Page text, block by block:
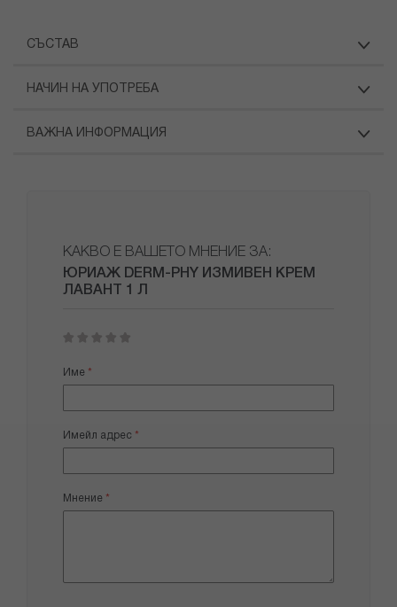
СЪСТАВ
НАЧИН НА УПОТРЕБА
ВАЖНА ИНФОРМАЦИЯ
КАКВО Е ВАШЕТО МНЕНИЕ ЗА:
ЮРИАЖ DERM-PHY ИЗМИВЕН КРЕМ
ЛАВАНТ 1 Л
star
stars
stars
stars
stars
Име
Имейл адрес
Мнение